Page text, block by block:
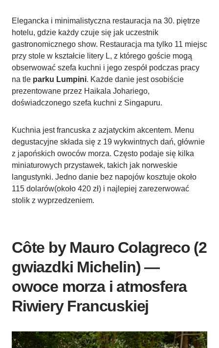
Elegancka i minimalistyczna restauracja na 30. piętrze
hotelu, gdzie każdy czuje się jak uczestnik
gastronomicznego show. Restauracja ma tylko 11 miejsc
przy stole w kształcie litery L, z którego goście mogą
obserwować szefa kuchni i jego zespół podczas pracy
na tle parku Lumpini. Każde danie jest osobiście
prezentowane przez Haikala Johariego,
doświadczonego szefa kuchni z Singapuru.
Kuchnia jest francuska z azjatyckim akcentem. Menu
degustacyjne składa się z 19 wykwintnych dań, głównie
z japońskich owoców morza. Często podaje się kilka
miniaturowych przystawek, takich jak norweskie
langustynki. Jedno danie bez napojów kosztuje około
115 dolarów(około 420 zł) i najlepiej zarezerwować
stolik z wyprzedzeniem.
Côte by Mauro Colagreco (2
gwiazdki Michelin) —
owoce morza i atmosfera
Riwiery Francuskiej